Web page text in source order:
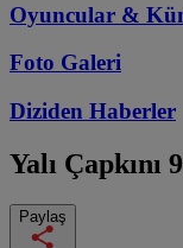
Oyuncular &
Foto Galeri
Diziden Haberler
Yalı Çapkını
Paylaş